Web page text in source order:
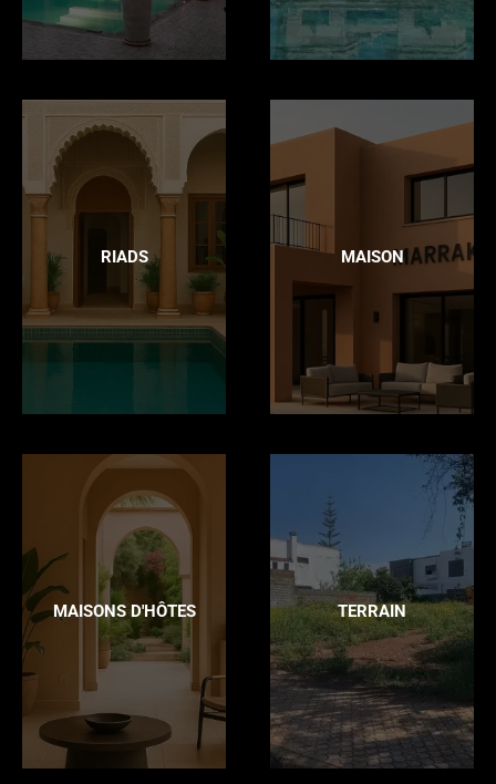
RIADS MAISON
MAISONS D'HÔTES TERRAIN